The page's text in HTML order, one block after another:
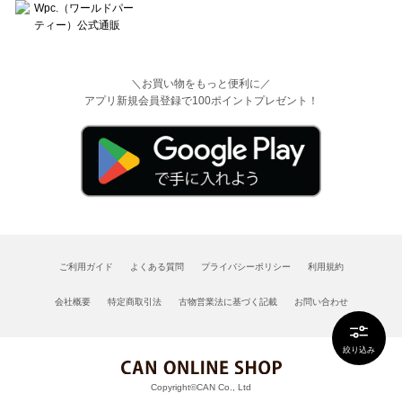
絞り込み
＼お買い物をもっと便利に／
アプリ新規会員登録で100ポイントプレゼント！
ご利用ガイド よくある質問 プライバシーポリシー 利用規約
会社概要 特定商取引法 古物営業法に基づく記載 お問い合わせ
Copyright©CAN Co., Ltd